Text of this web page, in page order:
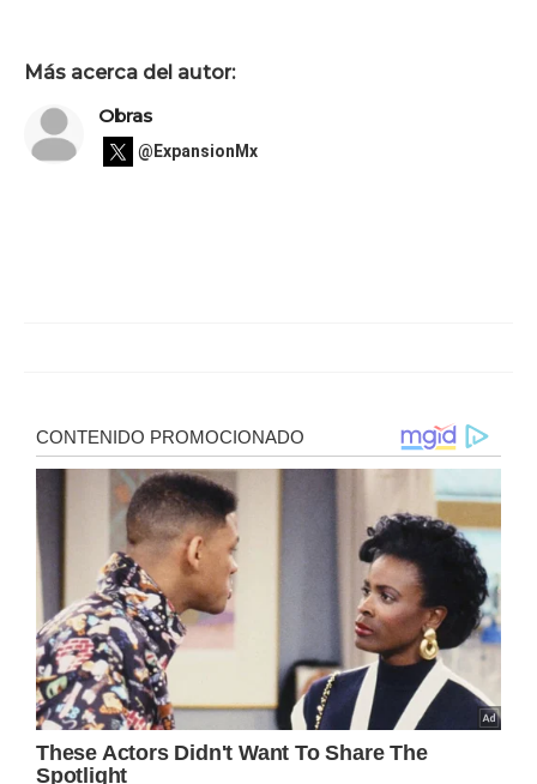
Más acerca del autor:
Obras
@ExpansionMx